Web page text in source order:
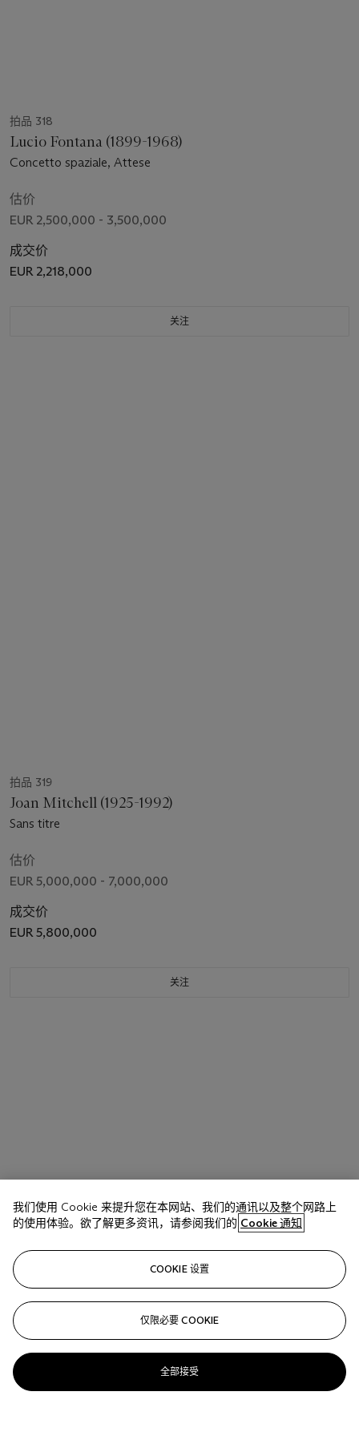
拍品 318
Lucio Fontana (1899-1968)
Concetto spaziale, Attese
估价
EUR 2,500,000 - 3,500,000
成交价
EUR 2,218,000
关注
拍品 319
Joan Mitchell (1925-1992)
Sans titre
估价
EUR 5,000,000 - 7,000,000
成交价
EUR 5,800,000
关注
我们使用 Cookie 来提升您在本网站、我们的通讯以及整个网路上
的使用体验。欲了解更多资讯，请参阅我们的 Cookie 通知
COOKIE 设置
仅限必要 COOKIE
全部接受